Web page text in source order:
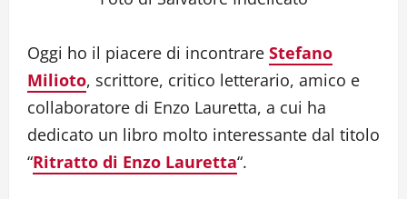
Oggi ho il piacere di incontrare Stefano
Milioto, scrittore, critico letterario, amico e
collaboratore di Enzo Lauretta, a cui ha
dedicato un libro molto interessante dal titolo
“Ritratto di Enzo Lauretta“.